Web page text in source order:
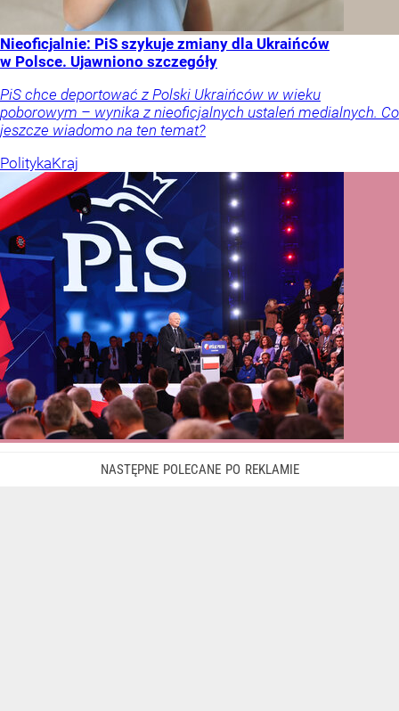
Nieoficjalnie: PiS szykuje zmiany dla Ukraińców
w Polsce. Ujawniono szczegóły
PiS chce deportować z Polski Ukraińców w wieku
poborowym – wynika z nieoficjalnych ustaleń medialnych. Co
jeszcze wiadomo na ten temat?
PolitykaKraj